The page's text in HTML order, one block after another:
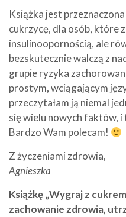
Książka jest
cukrzycę, dla osób, które
insulinoopornością, ale
bezskutecznie walczą z
grupie ryzyka
prostym, wciągającym
przeczytałam ją niemal
się wielu nowych faktów,
Bardzo Wam polecam!
Z życzeniami zdrowia,
Agnieszka
Książkę „Wygraj z
zachowanie zdrowia,